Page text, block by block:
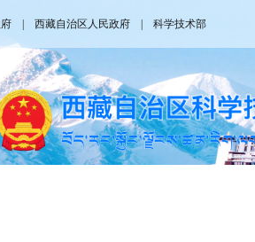
西藏自治区人民政府 科学技术部